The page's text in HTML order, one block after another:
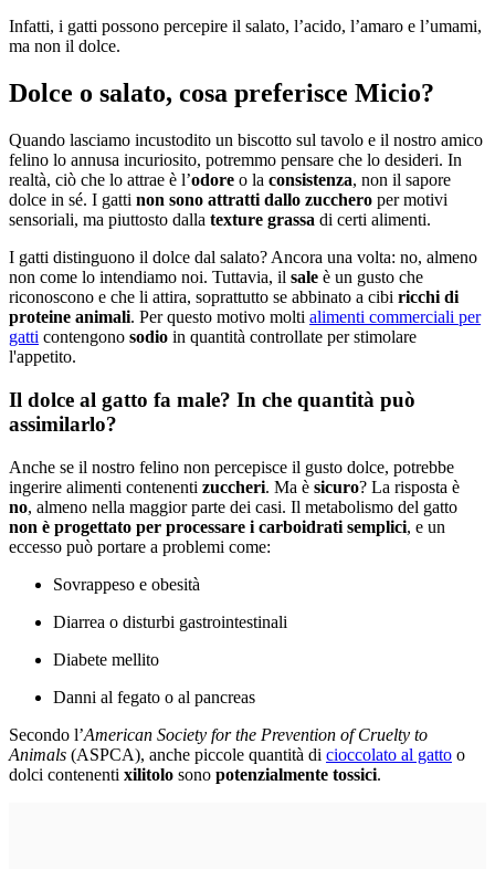
Infatti, i gatti possono percepire il salato, l’acido, l’amaro e l’umami,
ma non il dolce.
Dolce o salato, cosa preferisce Micio?
Quando lasciamo incustodito un biscotto sul tavolo e il nostro amico
felino lo annusa incuriosito, potremmo pensare che lo desideri. In
realtà, ciò che lo attrae è l’odore o la consistenza, non il sapore
dolce in sé. I gatti non sono attratti dallo zucchero per motivi
sensoriali, ma piuttosto dalla texture grassa di certi alimenti.
I gatti distinguono il dolce dal salato? Ancora una volta: no, almeno
non come lo intendiamo noi. Tuttavia, il sale è un gusto che
riconoscono e che li attira, soprattutto se abbinato a cibi ricchi di
proteine animali. Per questo motivo molti alimenti commerciali per
gatti contengono sodio in quantità controllate per stimolare
l'appetito.
Il dolce al gatto fa male? In che quantità può
assimilarlo?
Anche se il nostro felino non percepisce il gusto dolce, potrebbe
ingerire alimenti contenenti zuccheri. Ma è sicuro? La risposta è
no, almeno nella maggior parte dei casi. Il metabolismo del gatto
non è progettato per processare i carboidrati semplici, e un
eccesso può portare a problemi come:
Sovrappeso e obesità
Diarrea o disturbi gastrointestinali
Diabete mellito
Danni al fegato o al pancreas
Secondo l’American Society for the Prevention of Cruelty to
Animals (ASPCA), anche piccole quantità di cioccolato al gatto o
dolci contenenti xilitolo sono potenzialmente tossici.